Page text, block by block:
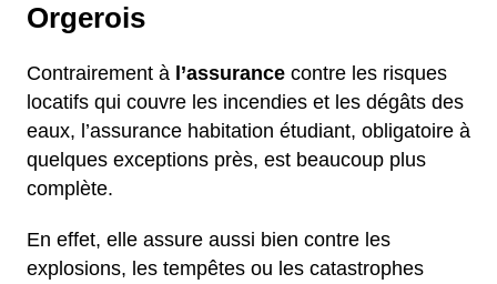
Orgerois
Contrairement à l’assurance contre les risques
locatifs qui couvre les incendies et les dégâts des
eaux, l’assurance habitation étudiant, obligatoire à
quelques exceptions près, est beaucoup plus
complète.
En effet, elle assure aussi bien contre les
explosions, les tempêtes ou les catastrophes